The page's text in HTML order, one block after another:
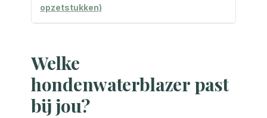
opzetstukken)
Welke
hondenwaterblazer past
bij jou?